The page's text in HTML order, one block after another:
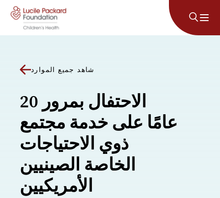
انتقل إلى المحتوى
شاهد جميع الموارد
الاحتفال بمرور 20
عامًا على خدمة مجتمع
ذوي الاحتياجات
الخاصة الصينيين
الأمريكيين